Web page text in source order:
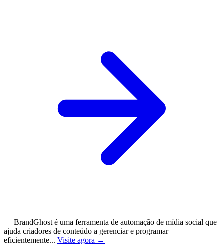
— BrandGhost é uma ferramenta de automação de mídia social que
ajuda criadores de conteúdo a gerenciar e programar
eficientemente... Visite agora →